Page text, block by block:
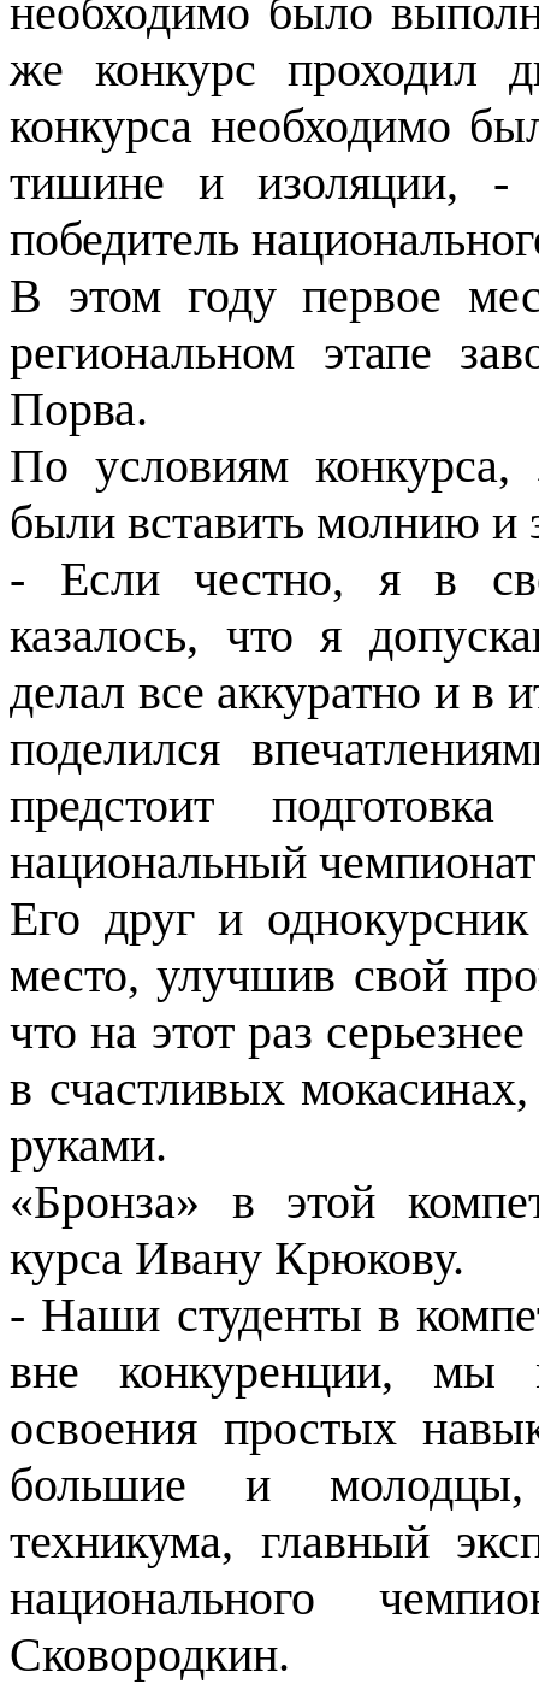
необходимо было
же конкурс проходил
конкурса необходимо
тишине и изоляции, -
победитель
В этом году первое
региональном этапе
Порва.
По условиям
были вставить молнию и
- Если честно, я в
казалось, что я
делал все аккуратно и в
поделился
предстоит
национальный
Его друг и
место, улучшив свой
что на этот раз
в счастливых
руками.
«Бронза» в этой
курса Ивану Крюкову.
- Наши студенты в
вне конкуренции, мы
освоения простых
большие и молодцы,
техникума, главный
национального
Сковородкин.